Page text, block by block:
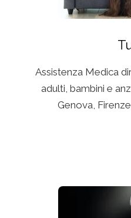
Assistenza Medica
adulti, bambini e
Genova,